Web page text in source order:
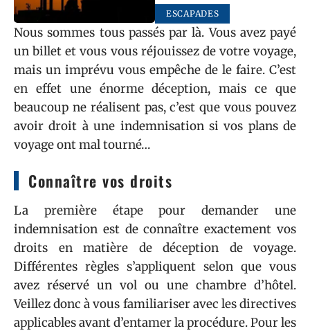
ESCAPADES
Nous sommes tous passés par là. Vous avez payé
un billet et vous vous réjouissez de votre voyage,
mais un imprévu vous empêche de le faire. C’est
en effet une énorme déception, mais ce que
beaucoup ne réalisent pas, c’est que vous pouvez
avoir droit à une indemnisation si vos plans de
voyage ont mal tourné…
Connaître vos droits
La première étape pour demander une
indemnisation est de connaître exactement vos
droits en matière de déception de voyage.
Différentes règles s’appliquent selon que vous
avez réservé un vol ou une chambre d’hôtel.
Veillez donc à vous familiariser avec les directives
applicables avant d’entamer la procédure. Pour les